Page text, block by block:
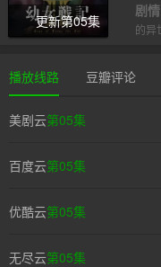
更新第05集
剧
的异
播放线路 豆瓣评论
美剧云第05集
百度云第05集
优酷云第05集
无尽云第05集